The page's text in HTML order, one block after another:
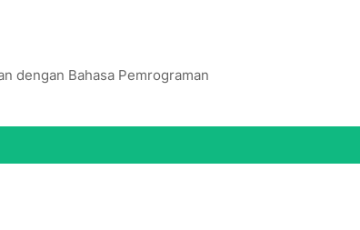
dengan Bahasa Pemrograman